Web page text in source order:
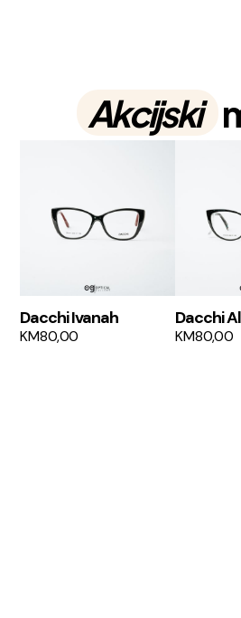
Akcijski
Dacchi Ivanah
KM80,00
Dacchi
KM80,00